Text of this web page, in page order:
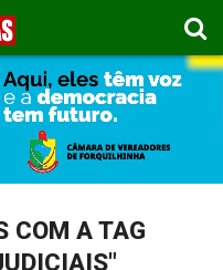
COM A TAG